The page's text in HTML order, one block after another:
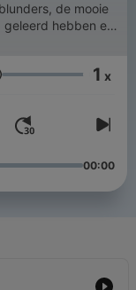
de mooie
hebben en
Volumen 1 x
00:00